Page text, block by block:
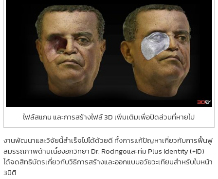
ไฟล์สแกน และการสร้างไฟล์ 3D เพิ่มเติมเพื่อปิดส่วนที่หายไป
งานพัฒนาและวิจัยนี้สำเร็จไปได้ด้วยดี ทั้งการแก้ปัญหาเกี่ยวกับการฟื้นฟู
สมรรถภาพด้านเนื้องอกวิทยา Dr. Rodrigoและทีม Plus Identity (+ID)
ได้จดสิทธิบัตรเกี่ยวกับวิธีการสร้างและออกแบบอวัยวะเทียมสำหรับใบหน้า
3มิติ